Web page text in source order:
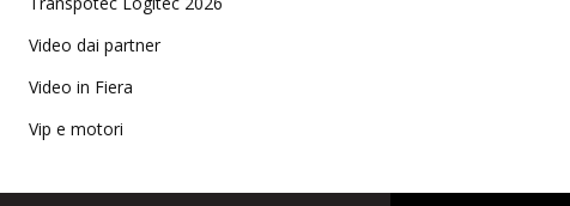
Video dai partner
Video in Fiera
Vip e motori